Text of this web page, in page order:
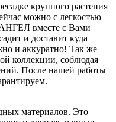
крупного растения
можно с легкостью
вместе с Вами
и доставит куда
и аккуратно! Так же
коллекции, соблюдая
После нашей работы
материалов. Это